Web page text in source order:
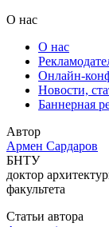
О нас
О нас
Онлайн-
Новости,
Баннерная
Автор
Армен Сардаров
БНТУ
доктор
факультета
Статьи автора